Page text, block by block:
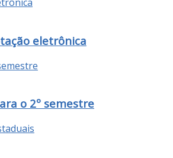
eletrônica
o 2º semestre